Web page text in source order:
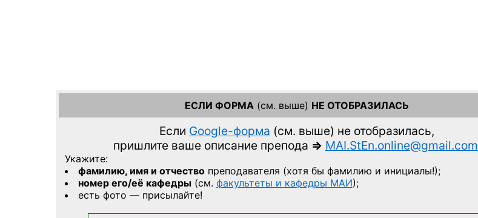
ЕСЛИ ФОРМА (см. выше) НЕ ОТОБРАЗИЛАСЬ
Если Google-форма (см. выше) не отобразилась,
пришлите ваше описание препода => MAI.StEn.online@gmail.com
Укажите:
фамилию, имя и отчествопреподавателя (хотя бы фамилию и инициалы!);
номер его/её кафедры(см. факультеты и кафедры МАИ);
есть фото — присылайте!